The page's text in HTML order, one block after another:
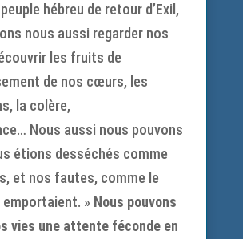
hébreu de retour d’Exil,
nous aussi regarder nos
les fruits de
de nos cœurs, les
la colère,
Nous aussi nous pouvons
étions desséchés comme
et nos fautes, comme le
» Nous pouvons
vies une attente féconde en